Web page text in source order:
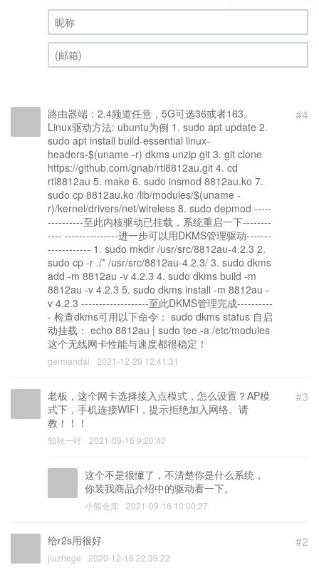
昵称 (必填)
#4
路由器端：2.4频道任意，5G可选36或者163。
Linux驱动方法: ubuntu为例 1. sudo apt update 2.
sudo apt install build-essential linux-
headers-$(uname -r) dkms unzip git 3. git clone
https://github.com/gnab/rtl8812au.git 4. cd
rtl8812au 5. make 6. sudo insmod 8812au.ko 7.
sudo cp 8812au.ko /lib/modules/$(uname -
r)/kernel/drivers/net/wireless 8. sudo depmod -----
----------至此内核驱动已挂载，系统重启一下--------
---- ---------------进一步可以用DKMS管理驱动-------
------------ 1. sudo mkdir /usr/src/8812au-4.2.3 2.
sudo cp -r ./* /usr/src/8812au-4.2.3/ 3. sudo dkms
add -m 8812au -v 4.2.3 4. sudo dkms build -m
8812au -v 4.2.3 5. sudo dkms install -m 8812au -
v 4.2.3 -------------------至此DKMS管理完成----------
- 检查dkms可用以下命令： sudo dkms status 自启
动挂载： echo 8812au | sudo tee -a /etc/modules
这个无线网卡性能与速度都很稳定！
germandai 2021-12-29 12:41:31
#3
老板，这个网卡选择接入点模式，怎么设置？AP模
式下，手机连接WIFI，提示拒绝加入网络。请
教！！！
知秋一叶 2021-09-16 9:20:40
这个不是很懂了，不清楚你是什么系统，
你装我商品介绍中的驱动看一下。
小熊仓库 2021-09-16 10:00:27
#2
给r2s用很好
jiuzhege 2020-12-16 22:39:22